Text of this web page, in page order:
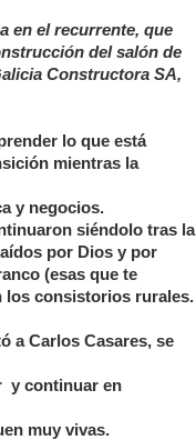
en el recurrente, que
del salón de
Constructora SA,
lo que está
mientras la
y negocios.
siéndolo tras la
por Dios y por
(esas que te
los consistorios rurales.
a Carlos Casares, se
y continuar en
muy vivas.